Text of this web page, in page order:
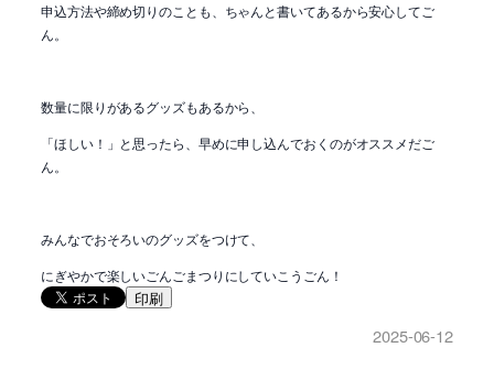
申込方法や締め切りのことも、ちゃんと書いてあるから安心してご
ん。
数量に限りがあるグッズもあるから、
「ほしい！」と思ったら、早めに申し込んでおくのがオススメだご
ん。
みんなでおそろいのグッズをつけて、
にぎやかで楽しいごんごまつりにしていこうごん！
印刷
2025-06-12